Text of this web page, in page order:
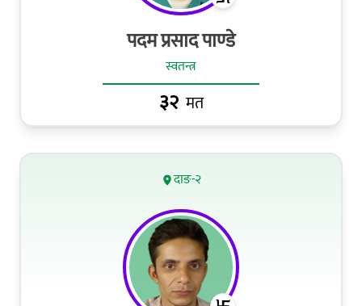
पदम प्रसाद पाण्‍डे
स्वतन्त्र
३२ मत
दाङ-२